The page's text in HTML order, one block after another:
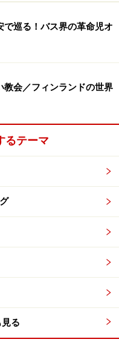
で巡る！バス界の革命児オ
教会／フィンランドの世界
るテーマ
る